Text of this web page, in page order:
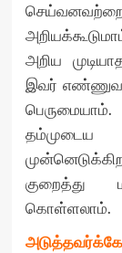
அறிய
இவர்
குறைத்து
கொள்ளலாம்.